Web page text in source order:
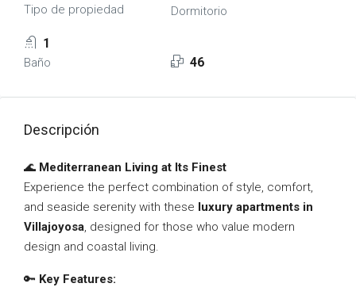
Tipo de propiedad Dormitorio
1
Baño 46
Descripción
🌊 Mediterranean Living at Its Finest
Experience the perfect combination of style, comfort,
and seaside serenity with these luxury apartments in
Villajoyosa, designed for those who value modern
design and coastal living.
🔑 Key Features: